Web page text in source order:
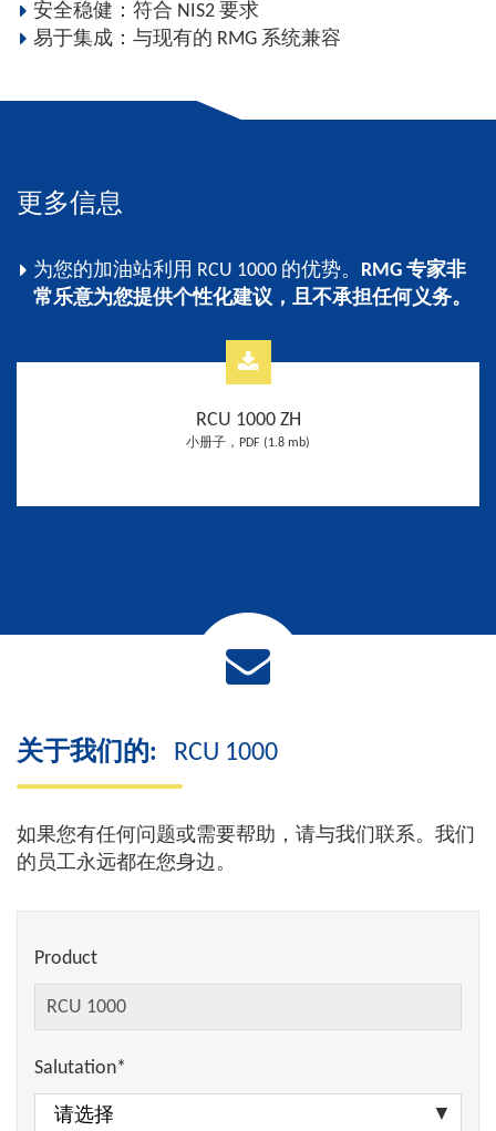
安全稳健：符合 NIS2 要求
易于集成：与现有的 RMG 系统兼容
更多信息
为您的加油站利用 RCU 1000 的优势。 RMG 专家非
常乐意为您提供个性化建议，且不承担任何义务。
RCU 1000 ZH
小册子，PDF (1.8 mb)
关于我们的: RCU 1000
如果您有任何问题或需要帮助，请与我们联系。我们
的员工永远都在您身边。
Product
Salutation*